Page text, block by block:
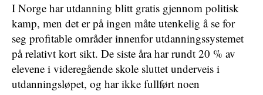
I Norge har utdanning blitt gratis gjennom politisk
kamp, men det er på ingen måte utenkelig å se for
seg profitable områder innenfor utdanningssystemet
på relativt kort sikt. De siste åra har rundt 20 % av
elevene i videregående skole sluttet underveis i
utdanningsløpet, og har ikke fullført noen